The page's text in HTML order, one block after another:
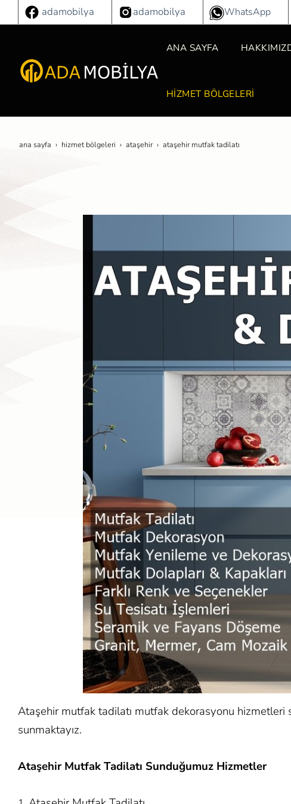
adamobilya adamobilya WhatsApp
ANA SAYFA
HİZMET BÖLGELERİ
ana sayfa hi̇zmet bölgeleri̇ ataşehir ataşehir mutfak tadilatı
Ataşehir mutfak tadilatı mutfak dekorasyonu
sunmaktayız.
Ataşehir Mutfak Tadilatı Sunduğumuz Hizmetler